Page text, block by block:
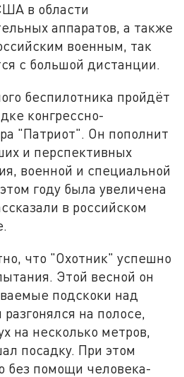
в области
аппаратов, а также
военным, так
с большой дистанции.
беспилотника пройдёт
конгрессно-
"Патриот". Он пополнит
и перспективных
военной и специальной
году была увеличена
в российском
что "Охотник" успешно
Этой весной он
подскоки над
на полосе,
на несколько метров,
посадку. При этом
без помощи человека-